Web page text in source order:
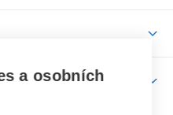
a osobních